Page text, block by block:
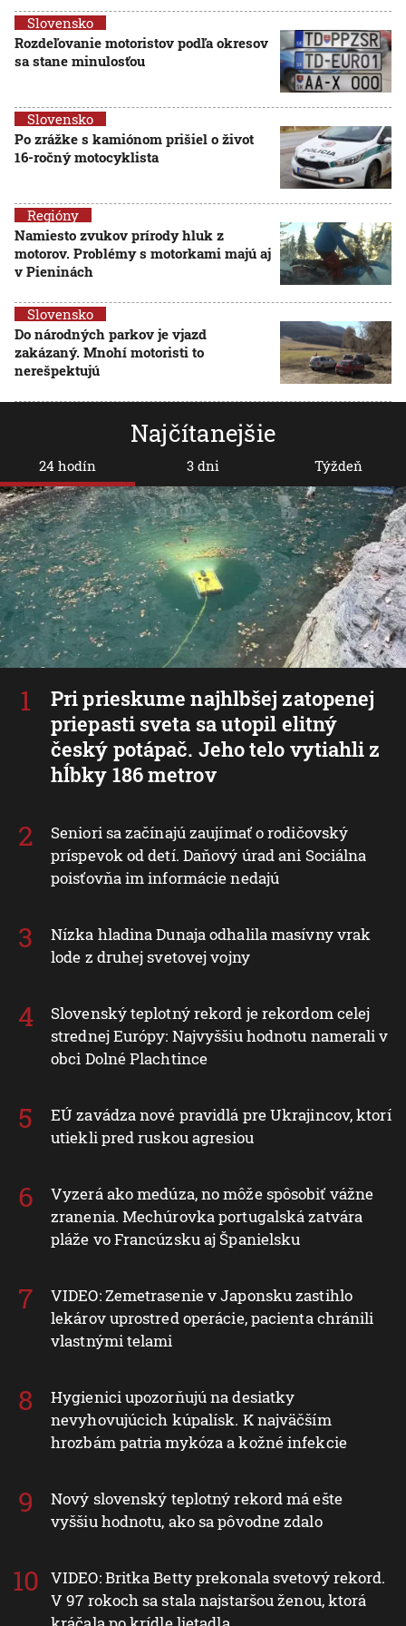
Slovensko
Rozdeľovanie motoristov podľa okresov
sa stane minulosťou
Slovensko
Po zrážke s kamiónom prišiel o život
16-ročný motocyklista
Regióny
Namiesto zvukov prírody hluk z
motorov. Problémy s motorkami majú aj
v Pieninách
Slovensko
Do národných parkov je vjazd
zakázaný. Mnohí motoristi to
nerešpektujú
Najčítanejšie
24 hodín
Pri prieskume najhlbšej zatopenej
priepasti sveta sa utopil elitný
český potápač. Jeho telo vytiahli z
hĺbky 186 metrov
Seniori sa začínajú zaujímať o rodičovský
príspevok od detí. Daňový úrad ani Sociálna
poisťovňa im informácie nedajú
Nízka hladina Dunaja odhalila masívny vrak
lode z druhej svetovej vojny
Slovenský teplotný rekord je rekordom celej
strednej Európy: Najvyššiu hodnotu namerali v
obci Dolné Plachtince
EÚ zavádza nové pravidlá pre Ukrajincov, ktorí
utiekli pred ruskou agresiou
Vyzerá ako medúza, no môže spôsobiť vážne
zranenia. Mechúrovka portugalská zatvára
pláže vo Francúzsku aj Španielsku
VIDEO: Zemetrasenie v Japonsku zastihlo
lekárov uprostred operácie, pacienta chránili
vlastnými telami
Hygienici upozorňujú na desiatky
nevyhovujúcich kúpalísk. K najväčším
hrozbám patria mykóza a kožné infekcie
Nový slovenský teplotný rekord má ešte
vyššiu hodnotu, ako sa pôvodne zdalo
VIDEO: Britka Betty prekonala svetový rekord.
V 97 rokoch sa stala najstaršou ženou, ktorá
3 dni Týždeň